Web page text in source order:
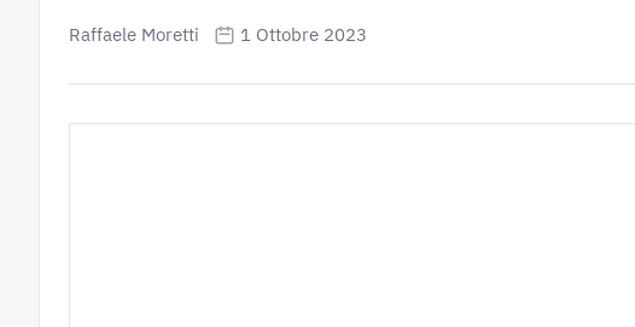
Raffaele Moretti 1 Ottobre 2023